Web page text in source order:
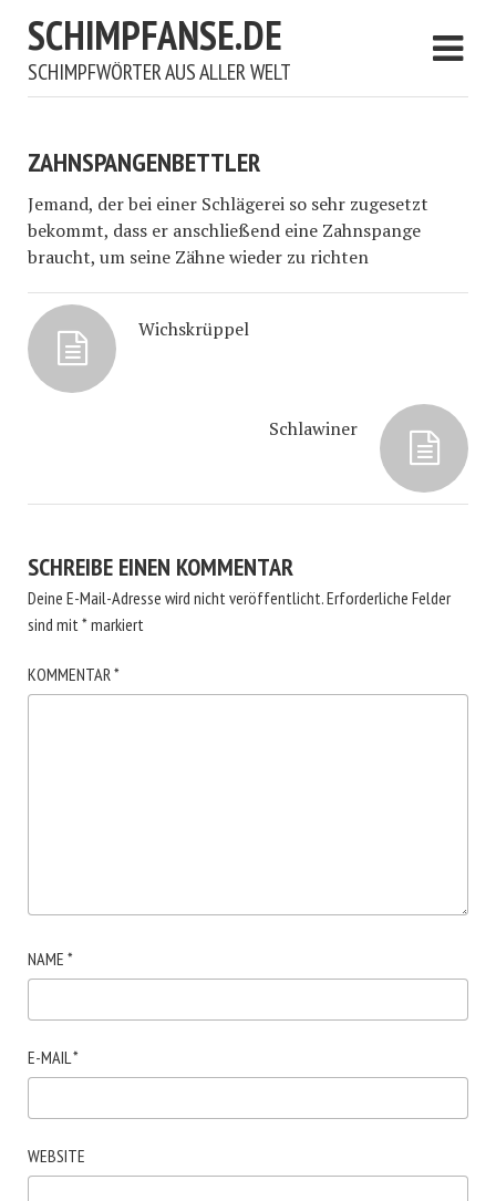
SCHIMPFANSE.DE
SCHIMPFWÖRTER AUS ALLER WELT
ZAHNSPANGENBETTLER
Jemand, der bei einer Schlägerei so sehr zugesetzt
bekommt, dass er anschließend eine Zahnspange
braucht, um seine Zähne wieder zu richten
Wichskrüppel
Schlawiner
SCHREIBE EINEN KOMMENTAR
Deine E-Mail-Adresse wird nicht veröffentlicht.Erforderliche Felder
sind mit*markiert
KOMMENTAR*
NAME *
E-MAIL*
WEBSITE